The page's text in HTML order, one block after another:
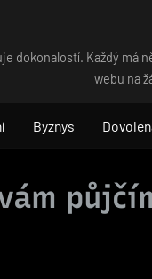
dokonalostí. Každý má
webu na
Byznys